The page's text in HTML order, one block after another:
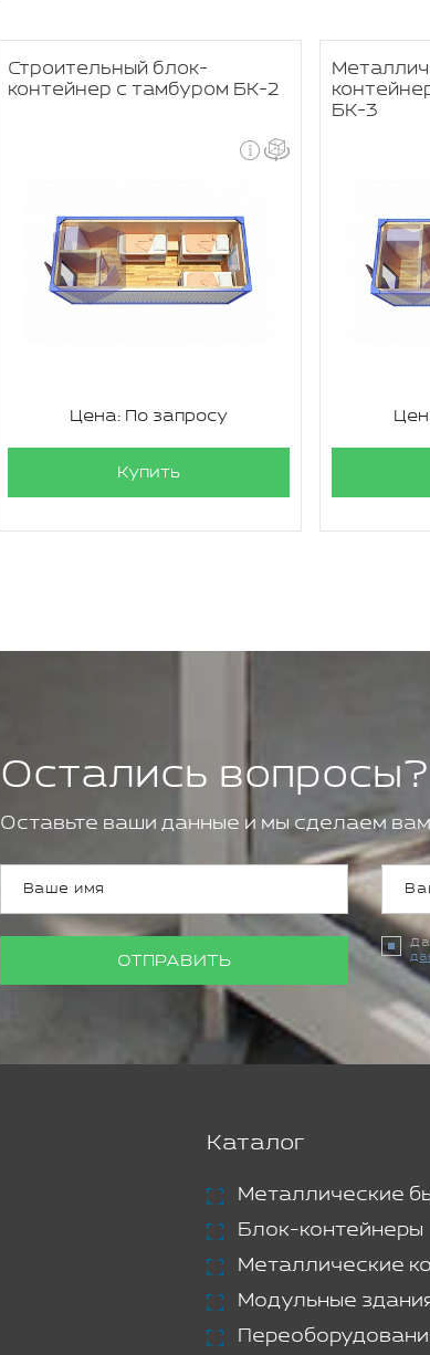
Строительный блок-
контейнер с тамбуром БК-2
Цена: По запросу
Купить
БК-3
Остались вопросы?
Оставьте ваши данные и мы сделаем
ОТПРАВИТЬ
Каталог
Металлические
Блок-контейнеры
Металлические
Модульные